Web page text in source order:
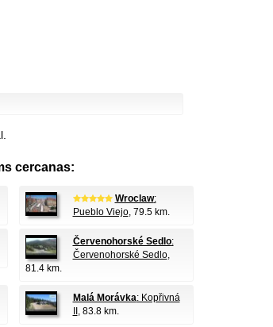
cercanas:
Wroclaw:
Pueblo Viejo, 79.5 km.
Červenohorské Sedlo:
Červenohorské Sedlo,
81.4 km.
Malá Morávka: Kopřivná
, 83.8 km.